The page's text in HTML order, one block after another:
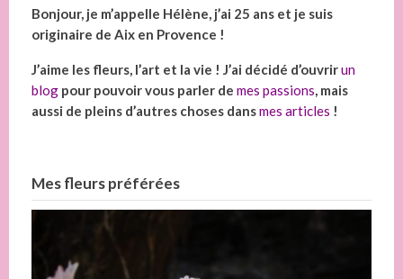
Bonjour, je m’appelle Hélène, j’ai 25 ans et je suis
originaire de Aix en Provence !
J’aime les fleurs, l’art et la vie ! J’ai décidé d’ouvrirun
blog pour pouvoir vous parler de mes passions, mais
aussi de pleins d’autres choses dansmes articles !
Mes fleurs préférées